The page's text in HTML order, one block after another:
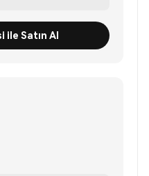
ile Satın Al